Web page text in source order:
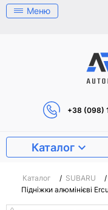
Меню
+38 (098)
Каталог
Каталог / SUBARU /
Підніжки алюмінієві